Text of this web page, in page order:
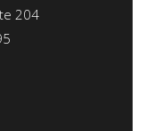
204